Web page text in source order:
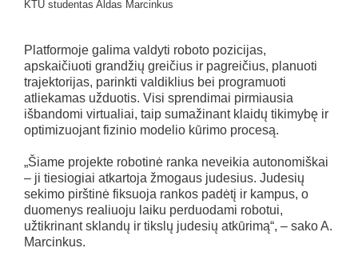
KTU studentas Aldas Marcinkus
Platformoje galima valdyti roboto pozicijas,
apskaičiuoti grandžių greičius ir pagreičius, planuoti
trajektorijas, parinkti valdiklius bei programuoti
atliekamas užduotis. Visi sprendimai pirmiausia
išbandomi virtualiai, taip sumažinant klaidų tikimybę ir
optimizuojant fizinio modelio kūrimo procesą.
„Šiame projekte robotinė ranka neveikia autonomiškai
– ji tiesiogiai atkartoja žmogaus judesius. Judesių
sekimo pirštinė fiksuoja rankos padėtį ir kampus, o
duomenys realiuoju laiku perduodami robotui,
užtikrinant sklandų ir tikslų judesių atkūrimą“, – sako A.
Marcinkus.